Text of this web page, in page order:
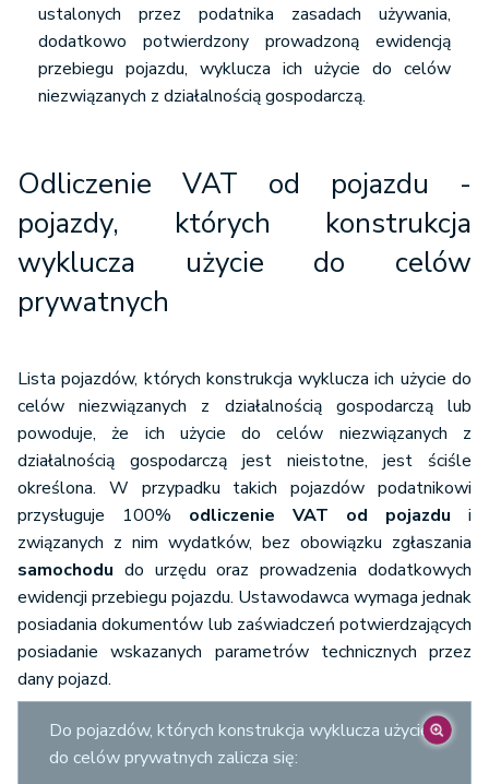
ustalonych przez podatnika zasadach używania,
dodatkowo potwierdzony prowadzoną ewidencją
przebiegu pojazdu, wyklucza ich użycie do celów
niezwiązanych z działalnością gospodarczą.
Odliczenie VAT od pojazdu -
pojazdy, których konstrukcja
wyklucza użycie do celów
prywatnych
Lista pojazdów, których konstrukcja wyklucza ich użycie do
celów niezwiązanych z działalnością gospodarczą lub
powoduje, że ich użycie do celów niezwiązanych z
działalnością gospodarczą jest nieistotne, jest ściśle
określona. W przypadku takich pojazdów podatnikowi
przysługuje 100% odliczenie VAT od pojazdu i
związanych z nim wydatków, bez obowiązku zgłaszania
samochodu do urzędu oraz prowadzenia dodatkowych
ewidencji przebiegu pojazdu. Ustawodawca wymaga jednak
posiadania dokumentów lub zaświadczeń potwierdzających
posiadanie wskazanych parametrów technicznych przez
dany pojazd.
Do pojazdów, których konstrukcja wyklucza użycie
do celów prywatnych zalicza się: